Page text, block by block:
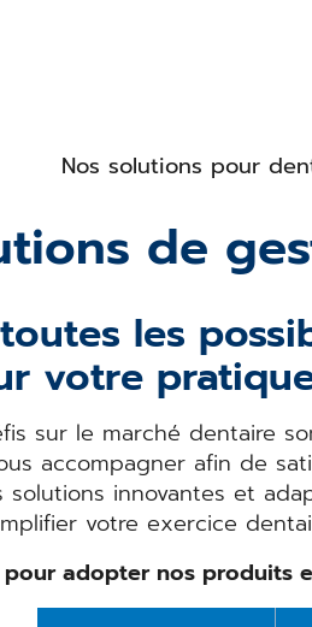
Nos solutions pour
de
les
votre
sur le marché dentaire
accompagner afin de
solutions innovantes et
votre exercice
pour adopter nos produits